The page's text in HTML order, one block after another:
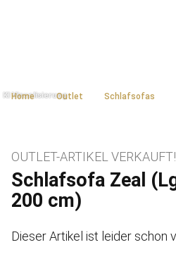
Home Outlet Schlafsofas
Schlafsofa Zeal
200 cm)
OUTLET-ARTIKEL VERKAUFT!
Dieser Artikel ist leider schon